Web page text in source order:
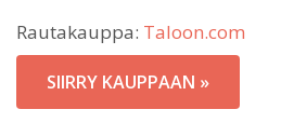
Rautakauppa: Taloon.com
SIIRRY KAUPPAAN »